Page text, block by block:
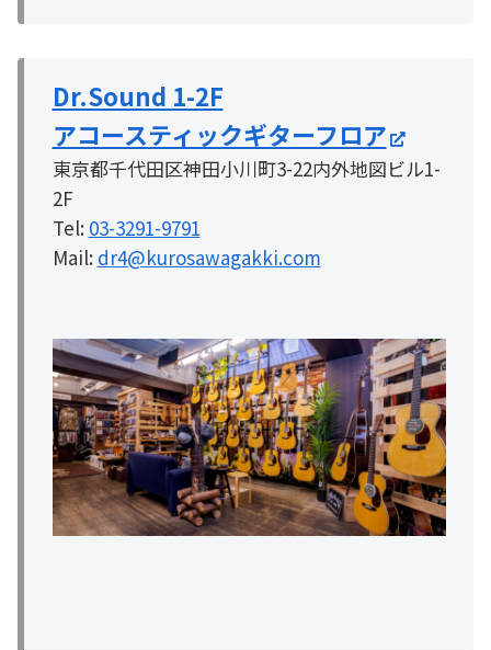
Dr.Sound 1-2F
アコースティックギターフロア
東京都千代田区神田小川町3-22内外地図ビル1-
2F
Tel: 03-3291-9791
Mail: dr4@kurosawagakki.com